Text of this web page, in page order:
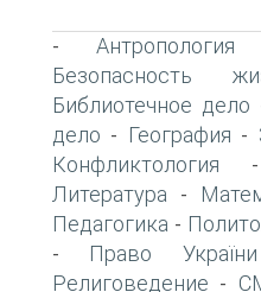
- Антропология
Безопасность
Библиотечное дело
дело - География -
Конфликтология
Литература -
Педагогика -
- Право України
Религоведение -